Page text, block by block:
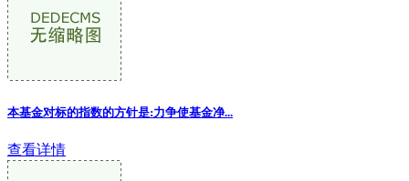
本基金对标的指数的方针是:力争使基金净...
查看详情